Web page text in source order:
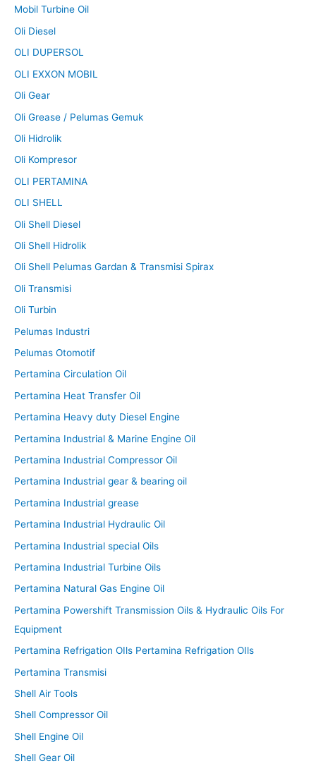
Mobil Turbine Oil
Oli Diesel
OLI DUPERSOL
OLI EXXON MOBIL
Oli Gear
Oli Grease / Pelumas Gemuk
Oli Hidrolik
Oli Kompresor
OLI PERTAMINA
OLI SHELL
Oli Shell Diesel
Oli Shell Hidrolik
Oli Shell Pelumas Gardan & Transmisi Spirax
Oli Transmisi
Oli Turbin
Pelumas Industri
Pelumas Otomotif
Pertamina Circulation Oil
Pertamina Heat Transfer Oil
Pertamina Heavy duty Diesel Engine
Pertamina Industrial & Marine Engine Oil
Pertamina Industrial Compressor Oil
Pertamina Industrial gear & bearing oil
Pertamina Industrial grease
Pertamina Industrial Hydraulic Oil
Pertamina Industrial special Oils
Pertamina Industrial Turbine Oils
Pertamina Natural Gas Engine Oil
Pertamina Powershift Transmission Oils & Hydraulic Oils For
Equipment
Pertamina Refrigation OIls Pertamina Refrigation OIls
Pertamina Transmisi
Shell Air Tools
Shell Compressor Oil
Shell Engine Oil
Shell Gear Oil